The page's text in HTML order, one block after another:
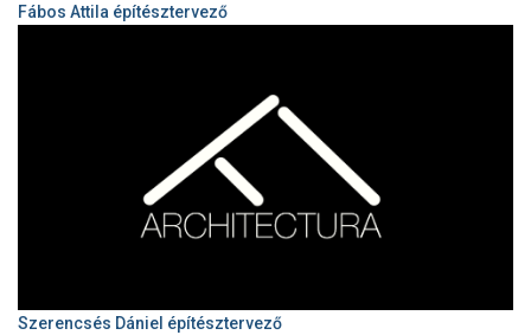
Fábos Attila építésztervező
Szerencsés Dániel építésztervező